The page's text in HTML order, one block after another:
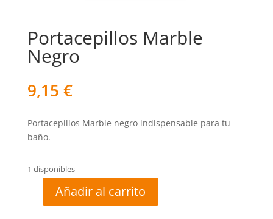
Portacepillos Marble
Negro
9,15 €
Portacepillos Marble negro indispensable para tu
baño.
1 disponibles
PortacepillosAñadir al carrito